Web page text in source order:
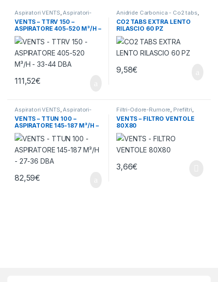
Aspiratori VENTS,Aspiratori-
Ventilatori ,Ventilazione - Aria
VENTS – TTRV 150 –
ASPIRATORE 405-520 M³/H –
33-44 DBA
111,52€
Anidride Carbonica - Co2 tabs,
Ventilazione - Aria
CO2 TABS EXTRA LENTO
RILASCIO 60 PZ
9,58€
Aspiratori VENTS Aspiratori-
Ventilatori Ventilazione - Aria
VENTS – TTUN 100 –
ASPIRATORE 145-187 M³/H –
27-36 DBA
82,59€
Filtri-Odore-Rumore Prefiltri
VENTS – FILTRO VENTOLE
80X80
3,66€